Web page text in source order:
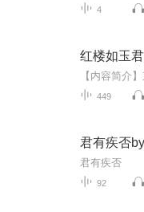
4
红楼如玉
449
君有疾否
君有疾否
92